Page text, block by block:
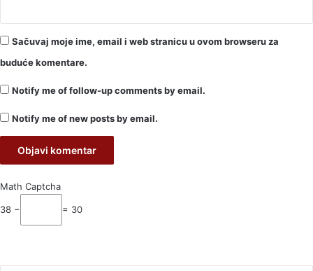
Sačuvaj moje ime, email i web stranicu u ovom browseru za
buduće komentare.
Notify me of follow-up comments by email.
Notify me of new posts by email.
Math Captcha
38 − = 30